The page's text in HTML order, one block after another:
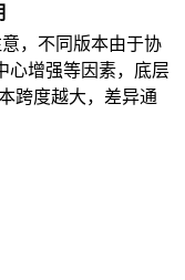
，不同版本由于协
心增强等因素，底层
跨度越大，差异通